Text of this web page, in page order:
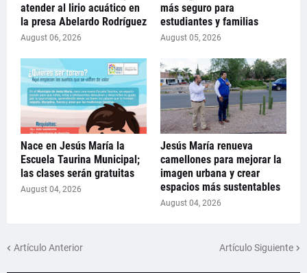
atender al lirio acuático en
la presa Abelardo Rodríguez
August 06, 2026
más seguro para
estudiantes y familias
August 05, 2026
Nace en Jesús María la
Escuela Taurina Municipal;
las clases serán gratuitas
August 04, 2026
Jesús María renueva
camellones para mejorar la
imagen urbana y crear
espacios más sustentables
August 04, 2026
Artículo Anterior Artículo Siguiente